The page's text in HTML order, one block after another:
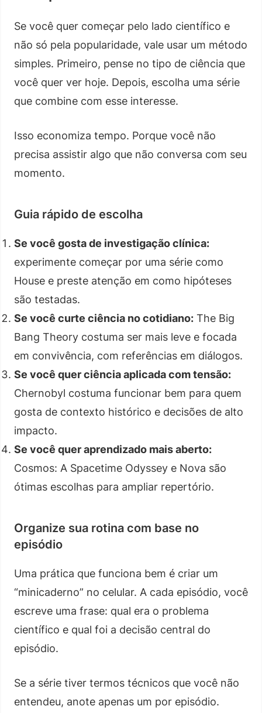
Se você quer começar pelo lado científico e
não só pela popularidade, vale usar um método
simples. Primeiro, pense no tipo de ciência que
você quer ver hoje. Depois, escolha uma série
que combine com esse interesse.
Isso economiza tempo. Porque você não
precisa assistir algo que não conversa com seu
momento.
Guia rápido de escolha
Se você gosta de investigação clínica:
experimente começar por uma série como
House e preste atenção em como hipóteses
são testadas.
Se você curte ciência no cotidiano: The Big
Bang Theory costuma ser mais leve e focada
em convivência, com referências em diálogos.
Se você quer ciência aplicada com tensão:
Chernobyl costuma funcionar bem para quem
gosta de contexto histórico e decisões de alto
impacto.
Se você quer aprendizado mais aberto:
Cosmos: A Spacetime Odyssey e Nova são
ótimas escolhas para ampliar repertório.
Organize sua rotina com base no
episódio
Uma prática que funciona bem é criar um
“minicaderno” no celular. A cada episódio, você
escreve uma frase: qual era o problema
científico e qual foi a decisão central do
episódio.
Se a série tiver termos técnicos que você não
entendeu, anote apenas um por episódio.